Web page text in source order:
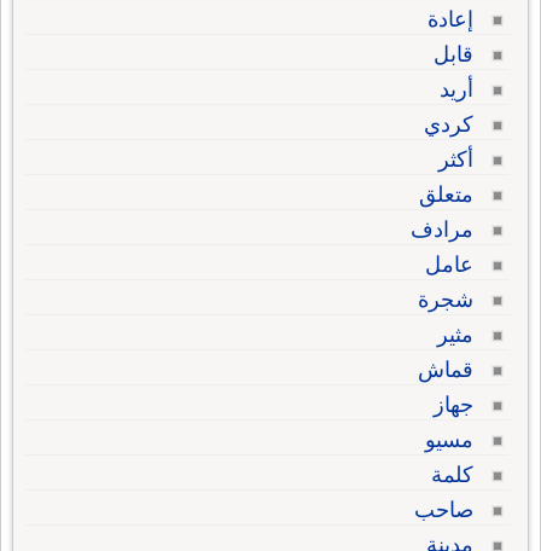
إعادة
قابل
أريد
كردي
أكثر
متعلق
مرادف
عامل
شجرة
مثير
قماش
جهاز
مسيو
كلمة
صاحب
مدينة